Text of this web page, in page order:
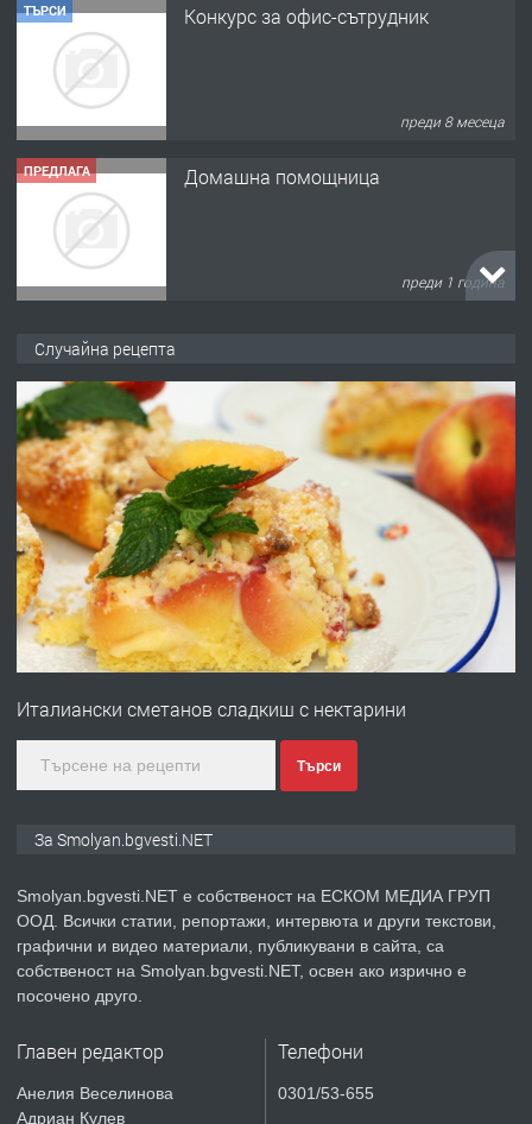
ТЪРСИ Конкурс за офис-сътрудник
преди 8 месеца
ПРЕДЛАГА Домашна помощница
преди 1 година
преди 2 години
ПРЕДЛАГА
УДЪЛЖАВАНЕ НА ЧОВЕШКИЯТ
ЖИВОТ И ПОДОБРЯВАНЕ НА
НЕГОВОТО КАЧЕСТВО
преди 2 години
ПРЕДЛАГА Имот в Северна Гърция, до Кавала
преди 2 години
ПРЕДЛАГА КЪЩА В МАРОНЯ
Случайна рецепта
Италиански сметанов сладкиш с нектарини
Търси
За Smolyan.bgvesti.NET
Smolyan.bgvesti.NET е собственост на ЕСКОМ МЕДИА ГРУП
ООД. Всички статии, репортажи, интервюта и други текстови,
графични и видео материали, публикувани в сайта, са
собственост на Smolyan.bgvesti.NET, освен ако изрично е
посочено друго.
Главен редактор
Анелия Веселинова
Адриан Кулев
Телефони
0301/53-655